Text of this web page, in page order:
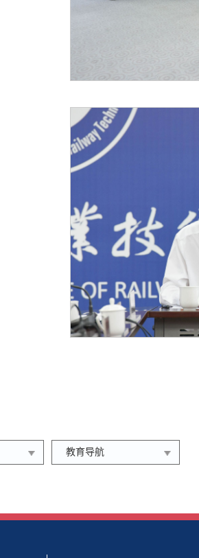
教育导航